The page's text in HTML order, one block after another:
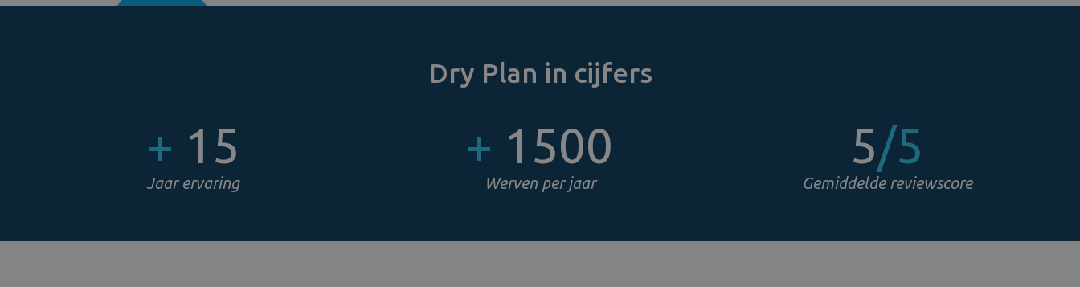
Dry Plan in cijfers
+ 15
Jaar ervaring
+ 1500
Werven per jaar
5/5
Gemiddelde reviewscore